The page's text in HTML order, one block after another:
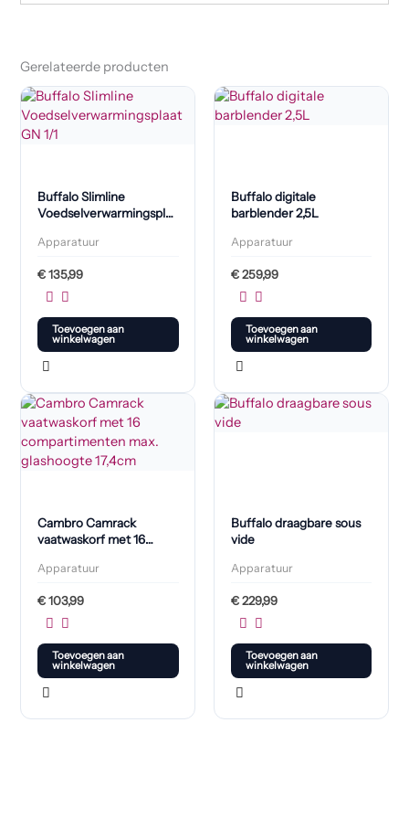
Gerelateerde producten
Buffalo Slimline
Voedselverwarmingsplaat
Apparatuur
€135,99
Toevoegen aan
winkelwagen
Buffalo digitale
barblender 2,5L
Apparatuur
€259,99
Toevoegen aan
winkelwagen
Cambro Camrack
vaatwaskorf met 16
glashoogte 17,4cm
Apparatuur
€103,99
Toevoegen aan
winkelwagen
Buffalo draagbare sous
vide
Apparatuur
€229,99
Toevoegen aan
winkelwagen